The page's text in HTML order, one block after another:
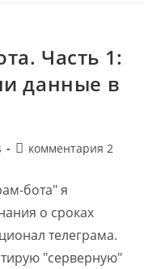
Часть 1:
данные в
Комментарии
записи:
комментария 2
бота" я
о сроках
телеграма.
"серверную"